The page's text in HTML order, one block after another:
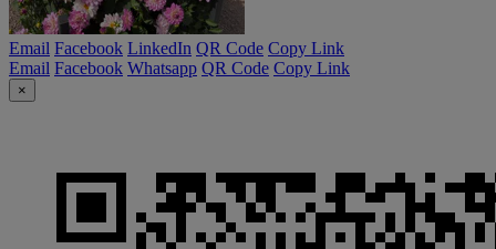
Email Facebook LinkedIn QR Code Copy Link
Email Facebook Whatsapp QR Code Copy Link
×